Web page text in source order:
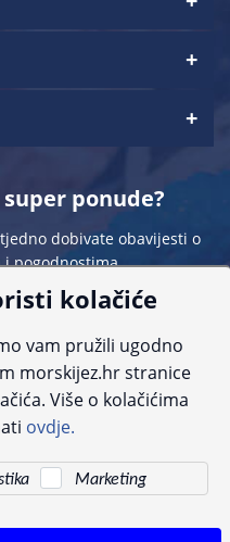
ponude?
dobivate obavijesti o
pogodnostima
osigurati što preciznije
ne možemo garantirati potpunu
761ili e-maila:info@morskijez.hr
kolačiće
vam pružili ugodno
morskijez.hr stranice
Više o kolačićima
ovdje.
Marketing